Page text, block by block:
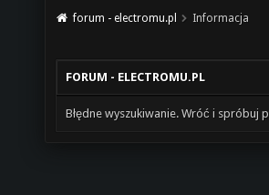
forum - electromu.pl Informacja
FORUM - ELECTROMU.PL
Błędne wyszukiwanie. Wróć i spróbuj